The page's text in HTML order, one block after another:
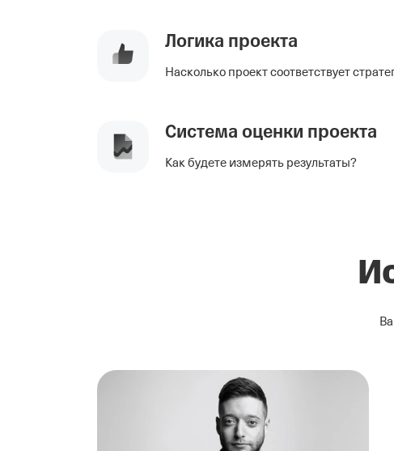
Логика проекта
Насколько проект соответствует
Система оценки проекта
Как будете измерять результаты?